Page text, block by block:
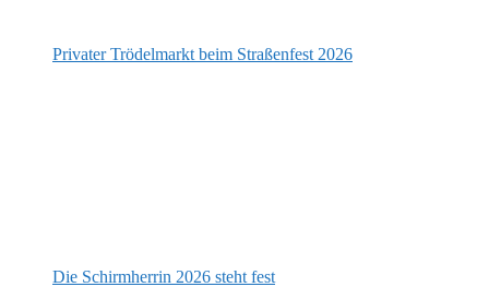
Privater Trödelmarkt beim Straßenfest 2026
Die Schirmherrin 2026 steht fest